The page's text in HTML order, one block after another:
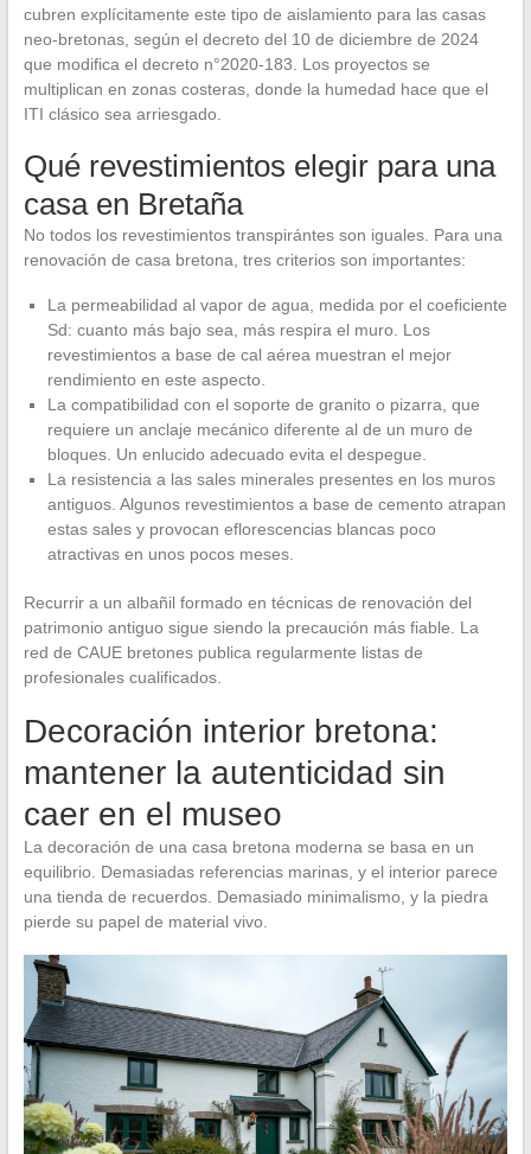
cubren explícitamente este tipo de aislamiento para las casas
neo-bretonas, según el decreto del 10 de diciembre de 2024
que modifica el decreto n°2020-183. Los proyectos se
multiplican en zonas costeras, donde la humedad hace que el
ITI clásico sea arriesgado.
Qué revestimientos elegir para una
casa en Bretaña
No todos los revestimientos transpirántes son iguales. Para una
renovación de casa bretona, tres criterios son importantes:
La permeabilidad al vapor de agua, medida por el coeficiente
Sd: cuanto más bajo sea, más respira el muro. Los
revestimientos a base de cal aérea muestran el mejor
rendimiento en este aspecto.
La compatibilidad con el soporte de granito o pizarra, que
requiere un anclaje mecánico diferente al de un muro de
bloques. Un enlucido adecuado evita el despegue.
La resistencia a las sales minerales presentes en los muros
antiguos. Algunos revestimientos a base de cemento atrapan
estas sales y provocan eflorescencias blancas poco
atractivas en unos pocos meses.
Recurrir a un albañil formado en técnicas de renovación del
patrimonio antiguo sigue siendo la precaución más fiable. La
red de CAUE bretones publica regularmente listas de
profesionales cualificados.
Decoración interior bretona:
mantener la autenticidad sin
caer en el museo
La decoración de una casa bretona moderna se basa en un
equilibrio. Demasiadas referencias marinas, y el interior parece
una tienda de recuerdos. Demasiado minimalismo, y la piedra
pierde su papel de material vivo.